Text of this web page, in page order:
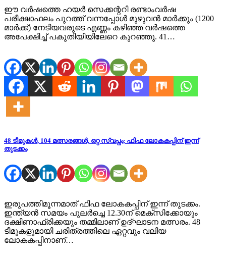
ഈ വർഷത്തെ ഹയർ സെക്കന്ററി രണ്ടാംവർഷ
പരീക്ഷാഫലം പുറത്ത് വന്നപ്പോൾ മുഴുവൻ മാർക്കും (1200
മാർക്ക്) നേടിയവരുടെ എണ്ണം കഴിഞ്ഞ വർഷത്തെ
അപേക്ഷിച്ച് പകുതിയിയിലേറെ കുറഞ്ഞു. 41…
48 ടീമുകൾ, 104 മത്സരങ്ങൾ, ഒറ്റ സ്വപ്നം; ഫിഫ ലോകകപ്പിന് ഇന്ന്
തുടക്കം
ഇരുപത്തിമൂന്നമാത് ഫിഫ ലോകകപ്പിന് ഇന്ന് തുടക്കം.
ഇന്ത്യൻ സമയം പുലർച്ചെ 12.30ന് മെക്‌സിക്കോയും
ദക്ഷിണാഫ്രിക്കയും തമ്മിലാണ് ഉദ്ഘാടന മത്സരം. 48
ടീമുകളുമായി ചരിത്രത്തിലെ ഏറ്റവും വലിയ
ലോകകപ്പിനാണ്…